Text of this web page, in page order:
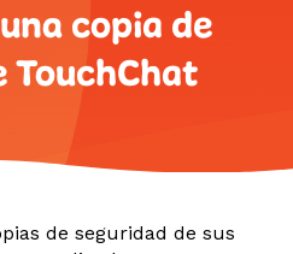
copia de
TouchChat
de seguridad de sus